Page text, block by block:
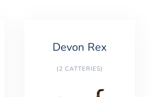
Devon Rex
(2 CATTERIES)